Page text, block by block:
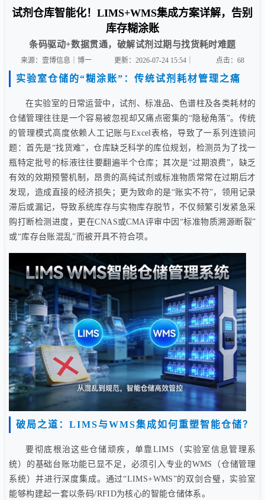
试剂仓库智能化！LIMS+WMS集成方案详解，告别
库存糊涂账
条码驱动+数据贯通，破解试剂过期与找货耗时难题
来源：壹博信息｜博一 更新：2026-07-24 15:54｜ 点击：68
实验室仓储的“糊涂账”：传统试剂耗材管理之痛
在实验室的日常运营中，试剂、标准品、色谱柱及各类耗材的
仓储管理往往是一个容易被忽视却又痛点密集的“隐秘角落”。传统
的管理模式高度依赖人工记账与Excel表格，导致了一系列连锁问
题：首先是“找货难”，仓库缺乏科学的库位规划，检测员为了找一
瓶特定批号的标液往往要翻遍半个仓库；其次是“过期浪费”，缺乏
有效的效期预警机制，昂贵的高纯试剂或标准物质常常在过期后才
发现，造成直接的经济损失；更为致命的是“账实不符”，领用记录
滞后或漏记，导致系统库存与实物库存脱节，不仅频繁引发紧急采
购打断检测进度，更在CNAS或CMA评审中因“标准物质溯源断裂”
或“库存台账混乱”而被开具不符合项。
破局之道：LIMS与WMS集成如何重塑智能仓储？
要彻底根治这些仓储顽疾，单靠LIMS（实验室信息管理系
统）的基础台账功能已显不足，必须引入专业的WMS（仓储管理
系统）并进行深度集成。通过“LIMS+WMS”的双剑合璧，实验室
能够构建起一套以条码/RFID为核心的智能仓储体系。